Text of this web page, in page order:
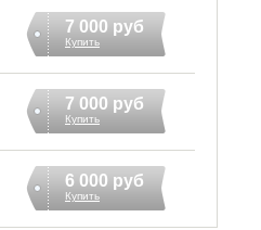
7 000 руб
Купить
7 000 руб
Купить
6 000 руб
Купить